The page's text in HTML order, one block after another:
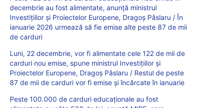
decembrie au fost alimentate, anunță ministrul
Investițiilor și Proiectelor Europene, Dragoș Pâslaru / În
ianuarie 2026 urmează să fie emise alte peste 87 de mii
de carduri
Luni, 22 decembrie, vor fi alimentate cele 122 de mii de
carduri nou emise, spune ministrul Investițiilor și
Proiectelor Europene, Dragoș Pâslaru / Restul de peste
87 de mii de carduri vor fi emise și încărcate în ianuarie
Peste 100.000 de carduri educaționale au fost